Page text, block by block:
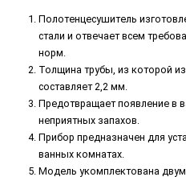
Полотенцесушитель
стали и отвечает всем
норм.
Толщина трубы, из которой
составляет 2,2 мм.
Предотвращает появление в
неприятных запахов.
Прибор предназначен для
ванных комнатах.
Модель укомплектована